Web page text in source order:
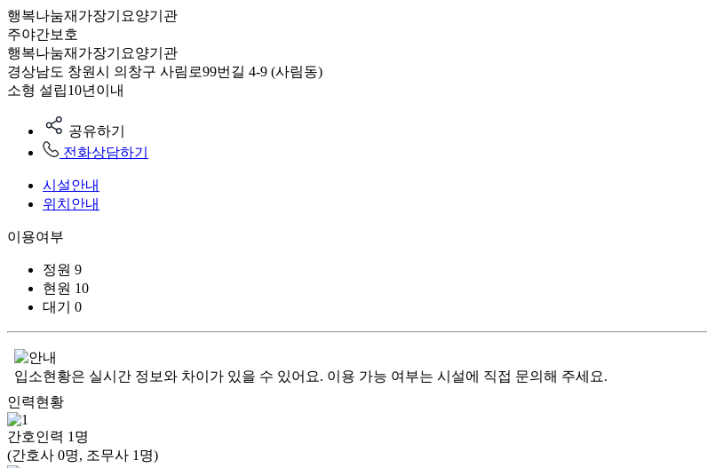
행복나눔재가장기요양기관
주야간보호
행복나눔재가장기요양기관
경상남도 창원시 의창구 사림로99번길 4-9 (사림동)
소형 설립10년이내
공유하기
전화상담하기
시설안내
위치안내
이용여부
정원 9
현원 10
대기
0
입소현황은 실시간 정보와 차이가 있을 수 있어요. 이용 가능 여부는 시설에 직접 문의해 주세요.
인력현황
간호인력 1 명
(간호사 0명, 조무사 1명)